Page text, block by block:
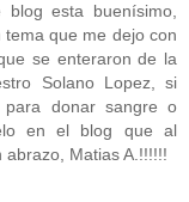
esta buenísimo,
que me dejo con
se enteraron de la
Solano Lopez, si
para donar sangre o
en el blog que al
Matias A.!!!!!!